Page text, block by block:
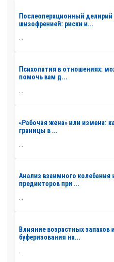
Послеоперационный делирий
шизофренией: риски и...
Психопатия в отношениях:
помочь вам д...
...
«Рабочая жена» или измена:
границы в ...
Анализ взаимного колебания
предикторов при ...
...
Влияние возрастных запахов
буферизования на...
...